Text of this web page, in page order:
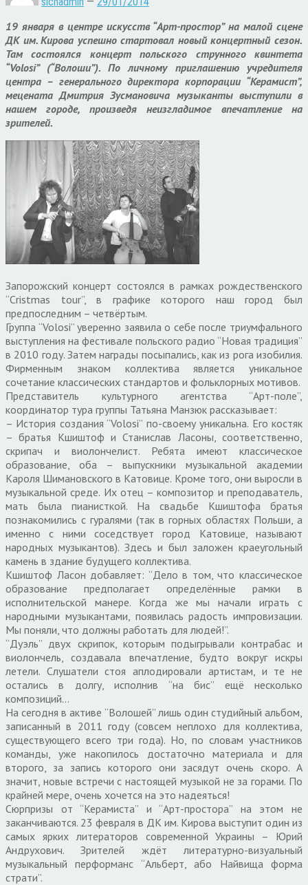
19 января в центре искусств “Арт-простор” на малой сцене
ДК им. Кирова успешно стартовал новый концертный сезон.
Там состоялся концерт польского струнного квинтета
“Volosi” (“Волоши”). По личному приглашению учредителя
центра – генерального директора корпорации “Керамист”,
мецената Дмитрия Зусмановича музыканты выступили в
нашем городе, произведя неизгладимое впечатление на
зрителей.
Запорожский концерт состоялся в рамках рождественского
“Сristmas tour”, в графике которого наш город был
предпоследним – четвёртым.
Группа “Volosi” уверенно заявила о себе после триумфального
выступления на фестивале польского радио “Новая традиция”
в 2010 году. Затем награды посыпались, как из рога изобилия.
Фирменным знаком коллектива является уникальное
сочетание классических стандартов и фольклорных мотивов.
Представитель культурного агентства “Арт-поле”,
координатор тура группы Татьяна Манзюк рассказывает:
– История создания “Volosi” по-своему уникальна. Его костяк
– братья Кшиштоф и Станислав Ласоны, соответственно,
скрипач и виолончелист. Ребята имеют классическое
образование, оба – выпускники музыкальной академии
Кароля Шимановского в Катовице. Кроме того, они выросли в
музыкальной среде. Их отец – композитор и преподаватель,
мать была пианисткой. На свадьбе Кшиштофа братья
познакомились с гуралями (так в горных областях Польши, а
именно с ними соседствует город Катовице, называют
народных музыкантов). Здесь и был заложен краеугольный
камень в здание будущего коллектива.
Кшиштоф Ласон добавляет: “Дело в том, что классическое
образование предполагает определённые рамки в
исполнительской манере. Когда же мы начали играть с
народными музыкантами, появилась радость импровизации.
Мы поняли, что должны работать для людей!”.
“Дуэль” двух скрипок, которым подыгрывали контрабас и
виолончель, создавала впечатление, будто вокруг искры
летели. Слушатели стоя аплодировали артистам, и те не
остались в долгу, исполнив “на бис” ещё несколько
композиций…
На сегодня в активе “Волошей” лишь один студийный альбом,
записанный в 2011 году (совсем неплохо для коллектива,
существующего всего три года). Но, по словам участников
команды, уже накопилось достаточно материала и для
второго, за запись которого они засядут очень скоро. А
значит, новые встречи с настоящей музыкой не за горами. По
крайней мере, очень хочется на это надеяться!
Сюрпризы от “Керамиста” и “Арт-простора” на этом не
заканчиваются. 23 февраля в ДК им. Кирова выступит один из
самых ярких литераторов современной Украины – Юрий
Андрухович. Зрителей ждёт литературно-визуальный
музыкальный перформанс “Альберт, або Найвища форма
страти”.